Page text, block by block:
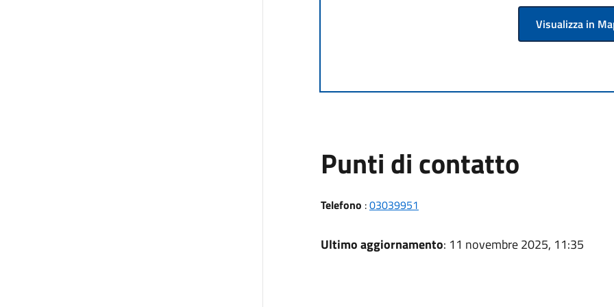
Visualizza in
Punti di contatto
Telefono :03039951
Ultimo aggiornamento: 11 novembre 2025, 11:35